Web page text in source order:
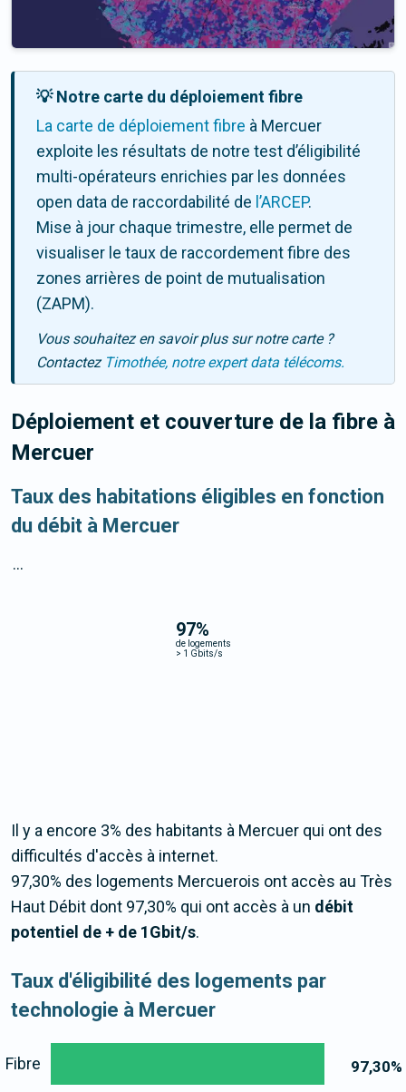
💡 Notre carte du déploiement fibre
La carte de déploiement fibre à Mercuer
exploite les résultats de notre test d’éligibilité
multi-opérateurs enrichies par les données
open data de raccordabilité de l’ARCEP.
Mise à jour chaque trimestre, elle permet de
visualiser le taux de raccordement fibre des
zones arrières de point de mutualisation
(ZAPM).
Vous souhaitez en savoir plus sur notre carte ?
Contactez Timothée, notre expert data télécoms.
Déploiement et couverture de la fibre à
Mercuer
Taux des habitations éligibles en fonction
du débit à Mercuer
97%
de logements
> 1 Gbits/s
...
Il y a encore 3% des habitants à Mercuer qui ont des
difficultés d'accès à internet.
97,30% des logements Mercuerois ont accès au Très
Haut Débit dont 97,30% qui ont accès à un débit
potentiel de + de 1Gbit/s.
Taux d'éligibilité des logements par
technologie à Mercuer
97,30%
Fibre